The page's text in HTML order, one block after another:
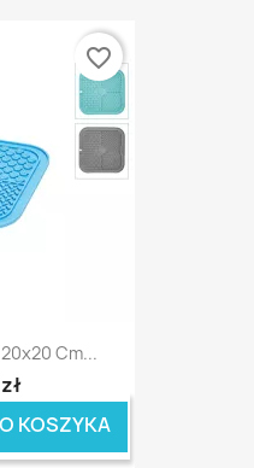
Cm...
KOSZYKA
favorite_border